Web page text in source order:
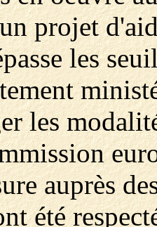
projet
les
les
auprès
été